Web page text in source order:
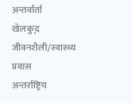
अन्तर्वार्ता
खेलकुद़़
जीवनशैली/स्वास्थ्य
प्रवास
अन्तर्राष्ट्रिय